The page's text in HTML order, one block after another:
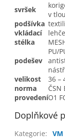
svršek
v
podšívka
vkládací
stélka
podešev
PU/
velikost
36 –
norma
ČSN
provedeníO1
Doplňkové
Kategorie: